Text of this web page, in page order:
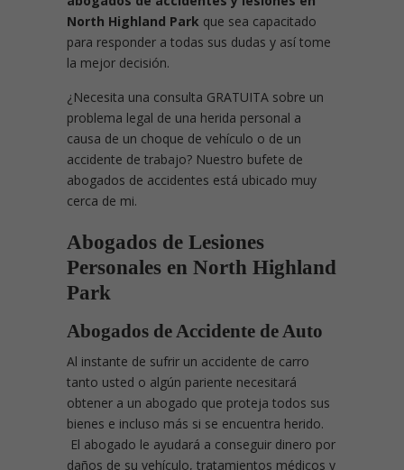
North Highland Park que sea capacitado
para responder a todas sus dudas y así tome
la mejor decisión.
¿Necesita una consulta GRATUITA sobre un
problema legal de una herida personal a
causa de un choque de vehículo o de un
accidente de trabajo? Nuestro bufete de
abogados de accidentes está ubicado muy
cerca de mi.
Abogados de Lesiones
Personales en North Highland
Park
Abogados de Accidente de Auto
Al instante de sufrir un accidente de carro
tanto usted o algún pariente necesitará
obtener a un abogado que proteja todos sus
bienes e incluso más si se encuentra herido.
El abogado le ayudará a conseguir dinero por
daños de su vehículo, tratamientos médicos y